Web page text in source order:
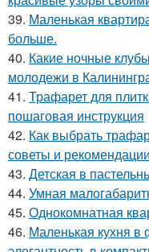
39. Маленькая
больше.
40. Какие ночные
молодежи в
41. Трафарет для
пошаговая инструкция
42. Как выбрать
советы и рекомендации
43. Детская в
44. Умная
45. Однокомнатная
46. Маленькая кухня в